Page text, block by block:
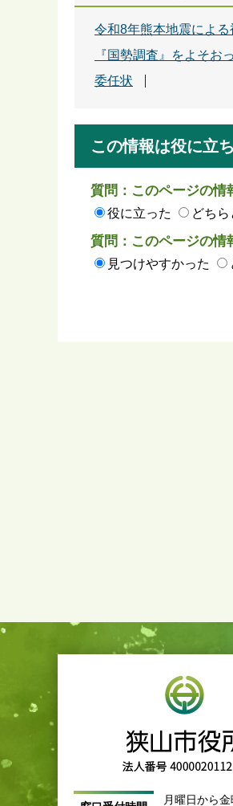
令和8年熊本地震による
『国勢調査』をよそお
委任状
この情報は役に立
質問：このページの情
役に立った どち
質問：このページの情
見つけやすかった
月曜日から